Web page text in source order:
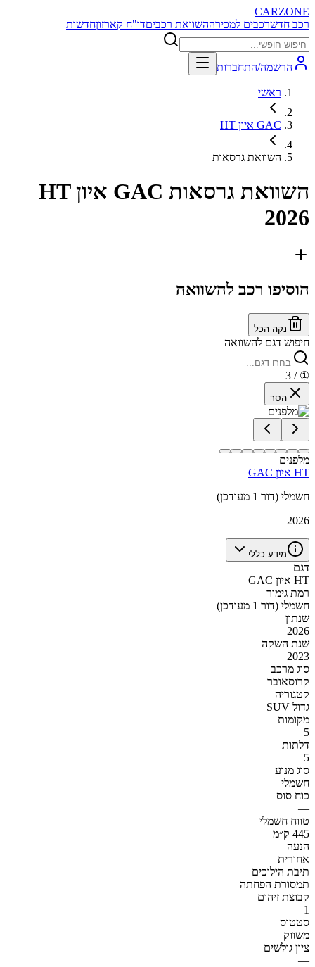
CARZONE
רכב חדשרכבים למכירההשוואת רכביםדו"ח קארזוןחדשות
הרשמה/התחברות
ראשי
GAC איון HT
השוואת גרסאות
השוואת גרסאות
GAC איון HT
2026
הוסיפו רכב להשוואה
נקה הכל
חיפוש דגם להשוואה
①
/ 3
הסר
מלפנים
GAC איון HT
חשמלי (דור 1 מעודכן)
2026
מידע כללי
דגם
GAC איון HT
רמת גימור
חשמלי (דור 1 מעודכן)
שנתון
2026
שנת השקה
2023
סוג מרכב
קרוסאובר
קטגוריה
SUV גדול
מקומות
5
דלתות
5
סוג מנוע
חשמלי
כוח סוס
—
טווח חשמלי
445 ק״מ
הנעה
אחורית
תיבת הילוכים
תמסורת הפחתה
קבוצת זיהום
1
סטטוס
משווק
ציון גולשים
—